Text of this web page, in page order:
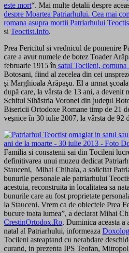
este mort“. Mai multe detalii despre
despre Moartea Patriarhului. Cea mai
romana asupra mortii Patriarhului
si Teoctist.Info.
Prea Fericitul si vrednicul de pomenire
care a avut numele de botez Toader
februarie 1915 în satul Tocileni, comuna
Botosani, fiind al zecelea din cei
şi Marghioala Arăpaşu. El a urmat
după care, la vârsta de 13 ani, a devenit
Schitul Sihăstria Voronei din judeţul
Bisericii Ortodoxe Romane timp de 21
veşnice în 30 iulie 2007, la vârsta de 92
Familia si consatenii sai din Tocileni
definitivarea unui muzeu dedicat
Stauceni, Mihai Chihaia, a solicitat
bunurile personale ale patriarhului
acestuia, reconstruita in localitatea sa
bunurile care au fost proprietate
la Stauceni. Vrem ca de obiectele Prea
bucure toata lumea”, a declarat Mihai
CrestinOrtodox.Ro. Duminica aceasta a
natal al Patriarhului, informeaza
Tocileni asteaptand cu nerabdare
curand, in prezenta IPS Teofan,